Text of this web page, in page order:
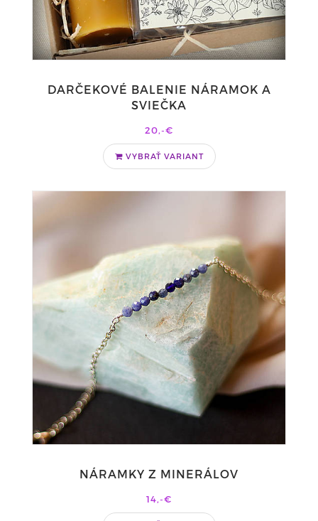
DARČEKOVÉ BALENIE NÁRAMOK A
SVIEČKA
20,-€
VYBRAŤ VARIANT
NÁRAMKY Z MINERÁLOV
14,-€